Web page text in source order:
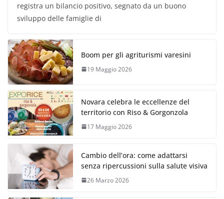
registra un bilancio positivo, segnato da un buono
sviluppo delle famiglie di
Boom per gli agriturismi varesini
19 Maggio 2026
Novara celebra le eccellenze del
territorio con Riso & Gorgonzola
17 Maggio 2026
Cambio dell’ora: come adattarsi
senza ripercussioni sulla salute visiva
26 Marzo 2026